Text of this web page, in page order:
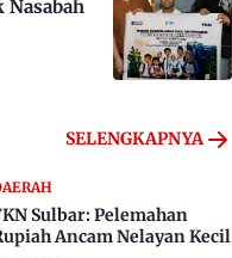
Nasabah
SELENGKAPNYA
Sulbar: Pelemahan
Ancam Nelayan Kecil